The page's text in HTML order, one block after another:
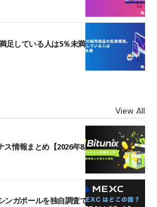
足している人は5％未満
View All
情報まとめ【2026年8月最新】
ンガポールを独自調査で確認